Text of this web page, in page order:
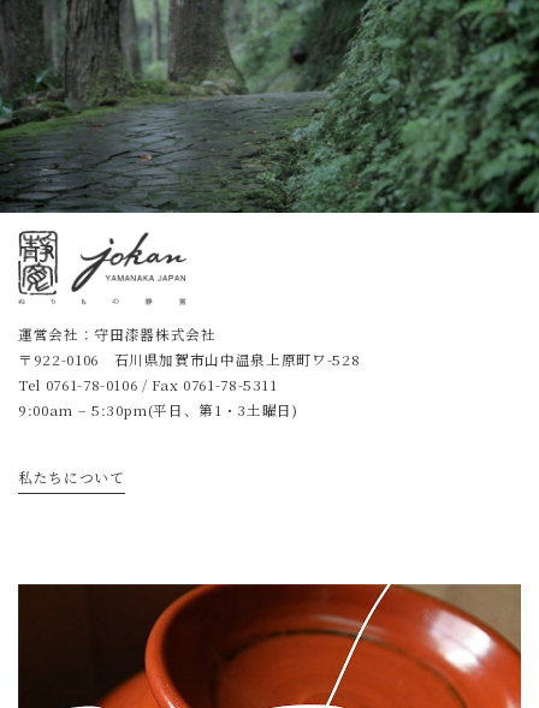
運営会社：守田漆器株式会社
〒922-0106 石川県加賀市山中温泉上原町ワ-528
Tel 0761-78-0106 / Fax 0761-78-5311
9:00am – 5:30pm(平日、第1・3土曜日)
私たちについて